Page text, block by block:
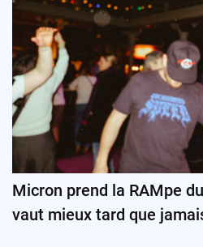
Micron prend la RAMpe
vaut mieux tard que